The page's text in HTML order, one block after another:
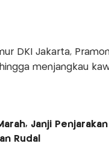
DKI Jakarta,
menjangkau
Janji
Rudal